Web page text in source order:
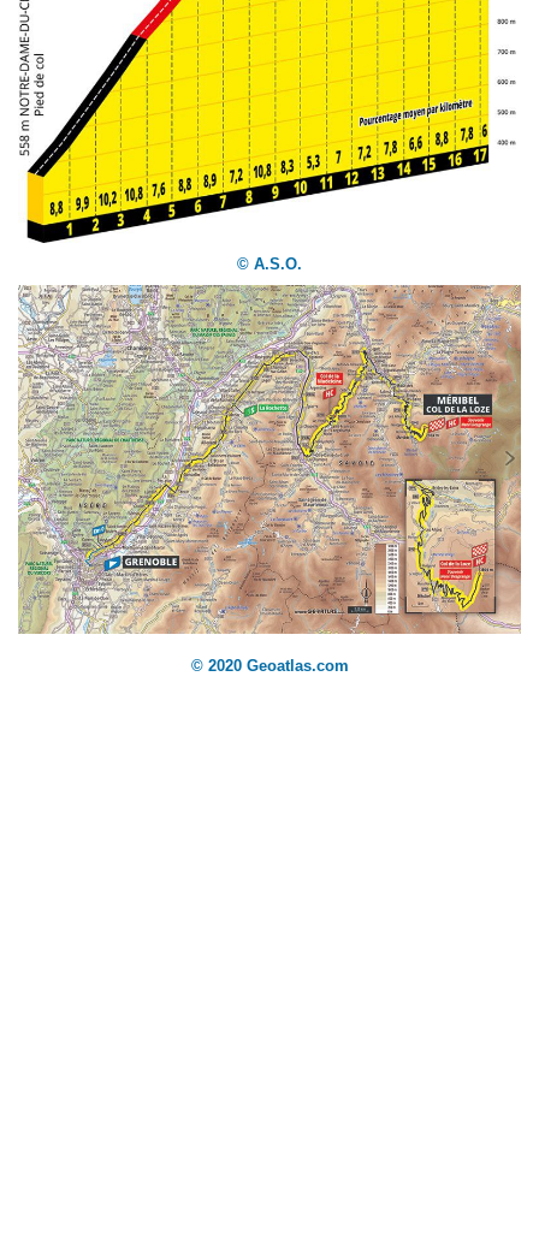
© A.S.O.
© 2020 Geoatlas.com